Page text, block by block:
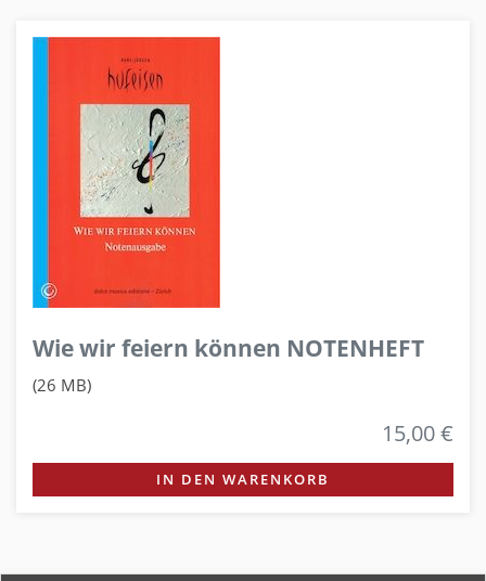
Wie wir feiern können NOTENHEFT
(26 MB)
15,00 €
IN DEN WARENKORB